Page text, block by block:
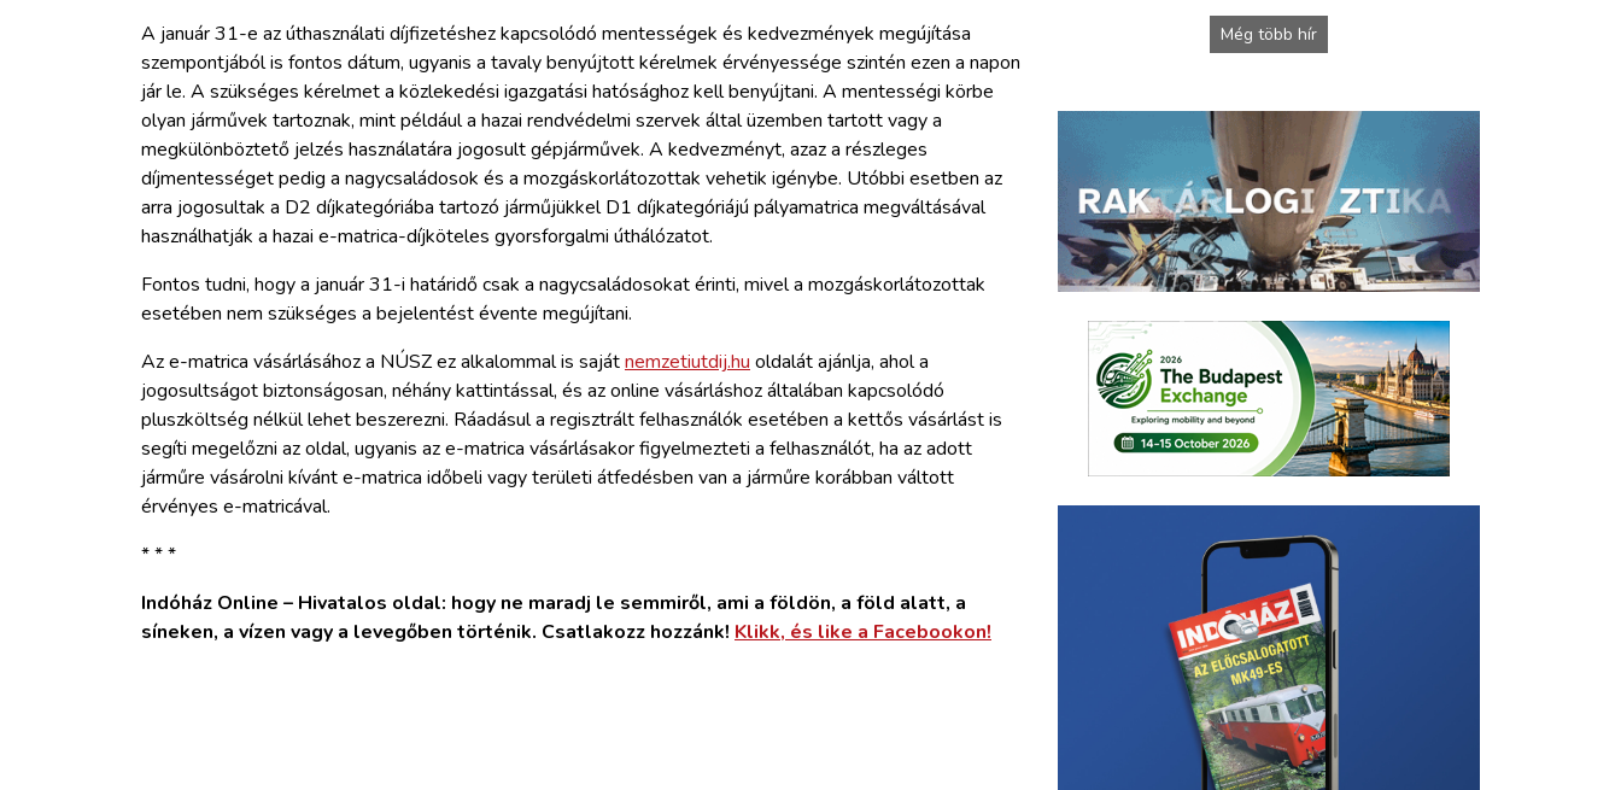
REGISZTRÁCIÓ
A január 31-e az úthasználati díjfizetéshez kapcsolódó mentességek és kedvezmények megújítása
szempontjából is fontos dátum, ugyanis a tavaly benyújtott kérelmek érvényessége szintén ezen a napon
jár le. A szükséges kérelmet a közlekedési igazgatási hatósághoz kell benyújtani. A mentességi körbe
olyan járművek tartoznak, mint például a hazai rendvédelmi szervek által üzemben tartott vagy a
megkülönböztető jelzés használatára jogosult gépjárművek. A kedvezményt, azaz a részleges
díjmentességet pedig a nagycsaládosok és a mozgáskorlátozottak vehetik igénybe. Utóbbi esetben az
arra jogosultak a D2 díjkategóriába tartozó járműjükkel D1 díjkategóriájú pályamatrica megváltásával
használhatják a hazai e-matrica-díjköteles gyorsforgalmi úthálózatot.
Fontos tudni, hogy a január 31-i határidő csak a nagycsaládosokat érinti, mivel a mozgáskorlátozottak
esetében nem szükséges a bejelentést évente megújítani.
Az e-matrica vásárlásához a NÚSZ ez alkalommal is sajátnemzetiutdij.hu oldalát ajánlja, ahol a
jogosultságot biztonságosan, néhány kattintással, és az online vásárláshoz általában kapcsolódó
pluszköltség nélkül lehet beszerezni. Ráadásul a regisztrált felhasználók esetében a kettős vásárlást is
segíti megelőzni az oldal, ugyanis az e-matrica vásárlásakor figyelmezteti a felhasználót, ha az adott
járműre vásárolni kívánt e-matrica időbeli vagy területi átfedésben van a járműre korábban váltott
érvényes e-matricával.
* * *
Indóház Online – Hivatalos oldal: hogy ne maradj le semmiről, ami a földön, a föld alatt, a
síneken, a vízen vagy a levegőben történik. Csatlakozz hozzánk! Klikk, és like a Facebookon!
Még több hír